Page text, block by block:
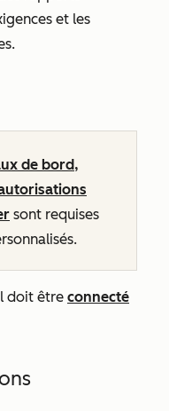
et les
de bord,
sont requises
doit être connecté